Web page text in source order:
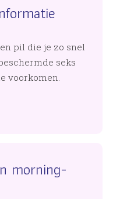
pil die je zo snel
seks
voorkomen.
morning-